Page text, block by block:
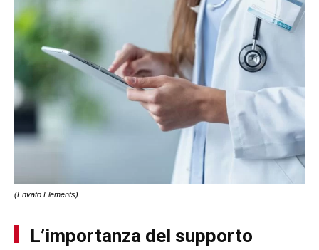
(Envato Elements)
L’importanza del supporto